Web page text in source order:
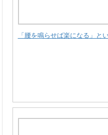
「腰を鳴らせば楽になる」と